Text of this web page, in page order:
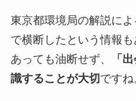
東京都環境局の解説に
で横断したという情報
あっても油断せず、
「
識することが大切ですね